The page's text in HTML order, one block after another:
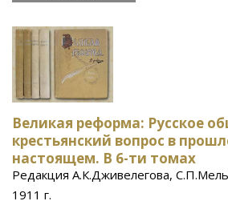
Великая реформа: Русское
крестьянский вопрос в
настоящем. В 6-ти томах
Редакция А.К.Дживелегова,
1911 г.